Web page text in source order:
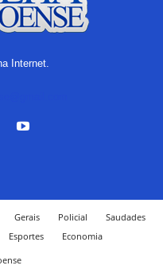
Internet.
Gerais Policial
Saudades
Esportes
Economia